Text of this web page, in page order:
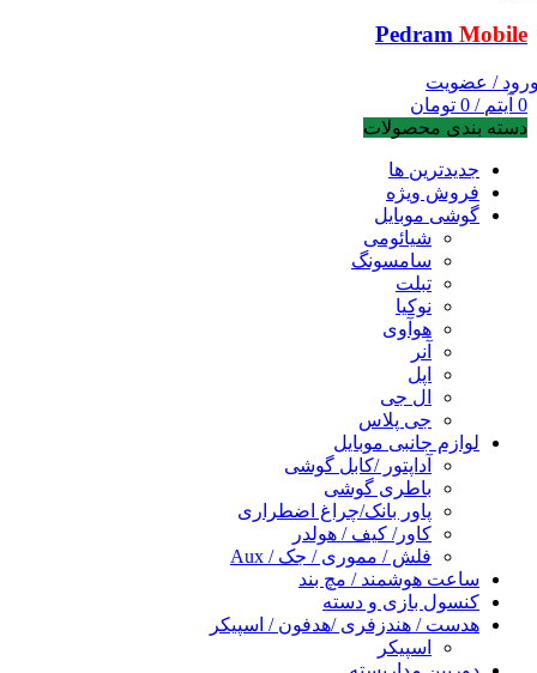
Pedram Mobile
/ عضویت
0 آیتم /
0 تومان
دسته بندی محصولات
جدیدترین ها
فروش ویژه
گوشی موبایل
شیائومی
سامسونگ
تبلت
نوکیا
هوآوی
آنر
اپل
ال جی
جی پلاس
لوازم جانبی موبایل
آداپتور /کابل گوشی
باطری گوشی
پاور بانک/چراغ اضطراری
کاور/ کیف / هولدر
فلش / مموری / جک / Aux
ساعت هوشمند / مچ بند
کنسول بازی و دسته
هدست / هندزفری /هدفون / اسپیکر
اسپیکر